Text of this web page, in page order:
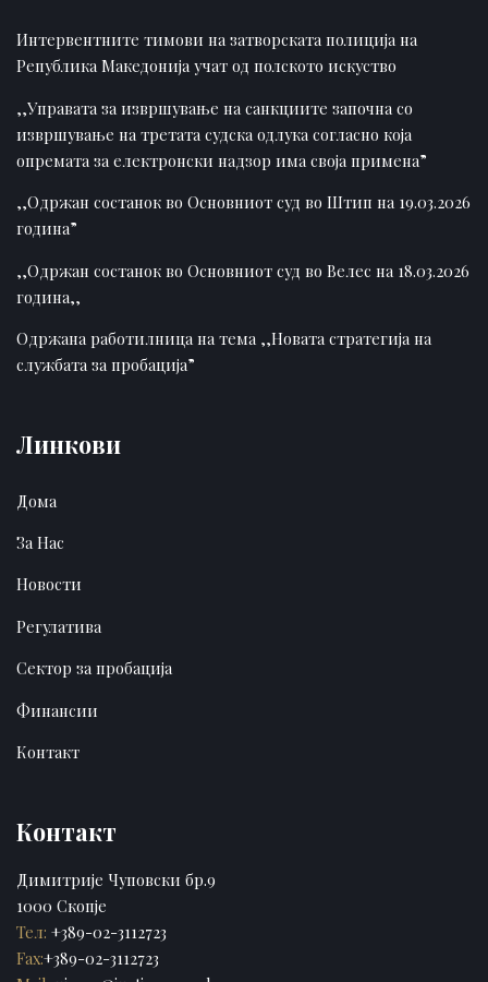
Интервентните тимови на затворската полиција на
Република Македонија учат од полското искуство
,,Управата за извршување на санкциите започна со
извршување на третата судска одлука согласно која
опремата за електронски надзор има своја примена”
,,Одржан состанок во Основниот суд во Штип на 19.03.2026
година”
,,Одржан состанок во Основниот суд во Велес на 18.03.2026
година,,
Одржана работилница на тема ,,Новата стратегија на
службата за пробација”
Линкови
Дома
За Нас
Новости
Регулатива
Сектор за пробација
Финансии
Контакт
Контакт
Димитрије Чуповски бр.9
1000 Скопје
Тел: +389-02-3112723
Fax:+389-02-3112723